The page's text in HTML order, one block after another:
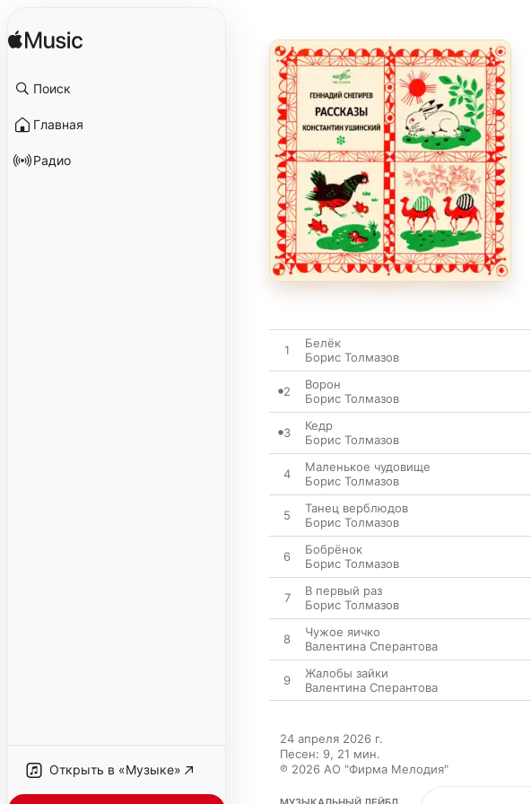
Поиск
Главная
Радио
Открыть в «Музыке»
1
Белёк
Борис Толмазов
2
Ворон
Борис Толмазов
3
Кедр
Борис Толмазов
4
Маленькое чудовище
Борис Толмазов
5
Танец верблюдов
Борис Толмазов
6
Бобрёнок
Борис Толмазов
7
В первый раз
Борис Толмазов
8
Чужое яичко
Валентина Сперантова
9
Жалобы зайки
Валентина Сперантова
24 апреля 2026 г.
Песен: 9, 21 мин.
℗ 2026 АО "Фирма Мелодия"